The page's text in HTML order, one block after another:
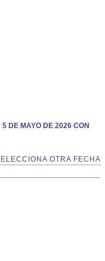
DE MAYO DE 2026 CON
OTRA FECHA